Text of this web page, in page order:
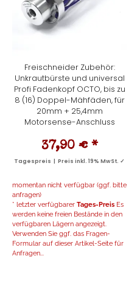
Freischneider Zubehör:
Unkrautbürste und universal
Profi Fadenkopf OCTO, bis zu
8 (16) Doppel-Mähfäden, für
20mm + 25,4mm
Motorsense-Anschluss
37,90 € *
Tagespreis | Preis inkl. 19% MwSt. ✓
momentan nicht verfügbar (ggf. bitte
anfragen)
* letzter verfügbarer Tages-Preis Es
werden keine freien Bestände in den
verfügbaren Lägern angezeigt.
Verwenden Sie ggf. das Fragen-
Formular auf dieser Artikel-Seite für
Anfragen...